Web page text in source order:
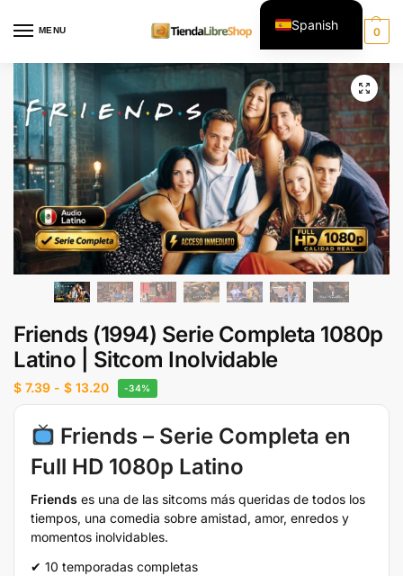
MENU 0
Friends (1994) Serie Completa 1080p
Latino | Sitcom Inolvidable
$ 7.39 - $ 13.20 -34%
Friends – Serie Completa en
Full HD 1080p Latino
Friends es una de las sitcoms más queridas de todos los
tiempos, una comedia sobre amistad, amor, enredos y
momentos inolvidables.
✔ 10 temporadas completas
Spanish
English